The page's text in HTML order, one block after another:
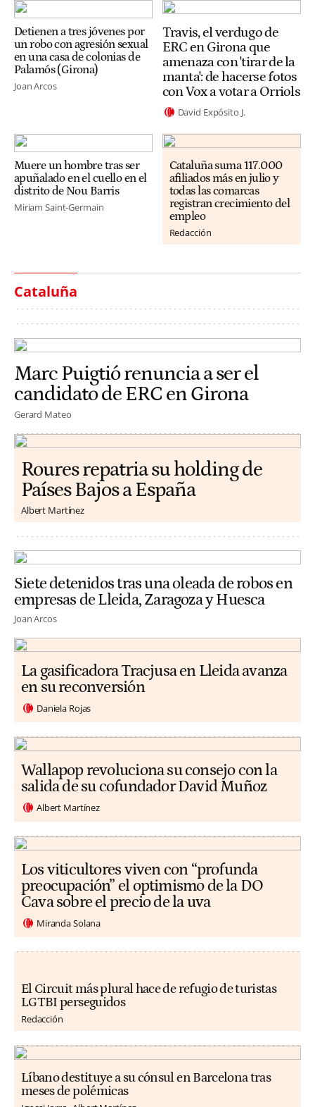
Detienen a tres jóvenes por
un robo con agresión sexual
en una casa de colonias de
Palamós (Girona)
Joan Arcos
Travis, el verdugo de
ERC en Girona que
amenaza con 'tirar de la
manta': de hacerse fotos
con Vox a votar a Orriols
David Expósito J.
Muere un hombre tras ser
apuñalado en el cuello en el
distrito de Nou Barris
Miriam Saint-Germain
Cataluña suma 117.000
afiliados más en julio y
todas las comarcas
registran crecimiento del
empleo
Redacción
Cataluña
Marc Puigtió renuncia a ser el
candidato de ERC en Girona
Gerard Mateo
Roures repatria su holding de
Países Bajos a España
Albert Martínez
Siete detenidos tras una oleada de robos en
empresas de Lleida, Zaragoza y Huesca
Joan Arcos
La gasificadora Tracjusa en Lleida avanza
en su reconversión
Daniela Rojas
Wallapop revoluciona su consejo con la
salida de su cofundador David Muñoz
Albert Martínez
Los viticultores viven con “profunda
preocupación” el optimismo de la DO
Cava sobre el precio de la uva
Miranda Solana
El Circuit más plural hace de refugio de turistas
LGTBI perseguidos
Redacción
Líbano destituye a su cónsul en Barcelona tras
meses de polémicas